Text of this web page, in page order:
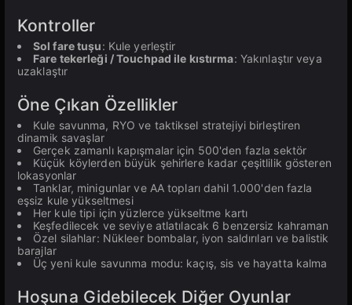
Kontroller
Sol fare tuşu: Kule yerleştir
Fare tekerleği / Touchpad ile kıstırma: Yakınlaştır veya
uzaklaştır
Öne Çıkan Özellikler
Kule savunma, RYO ve taktiksel stratejiyi birleştiren
dinamik savaşlar
Gerçek zamanlı kapışmalar için 500'den fazla sektör
Küçük köylerden büyük şehirlere kadar çeşitlilik gösteren
lokasyonlar
Tanklar, minigunlar ve AA topları dahil 1.000'den fazla
eşsiz kule yükseltmesi
Her kule tipi için yüzlerce yükseltme kartı
Keşfedilecek ve seviye atlatılacak 6 benzersiz kahraman
Özel silahlar: Nükleer bombalar, iyon saldırıları ve balistik
barajlar
Üç yeni kule savunma modu: kaçış, sis ve hayatta kalma
Hoşuna Gidebilecek Diğer Oyunlar